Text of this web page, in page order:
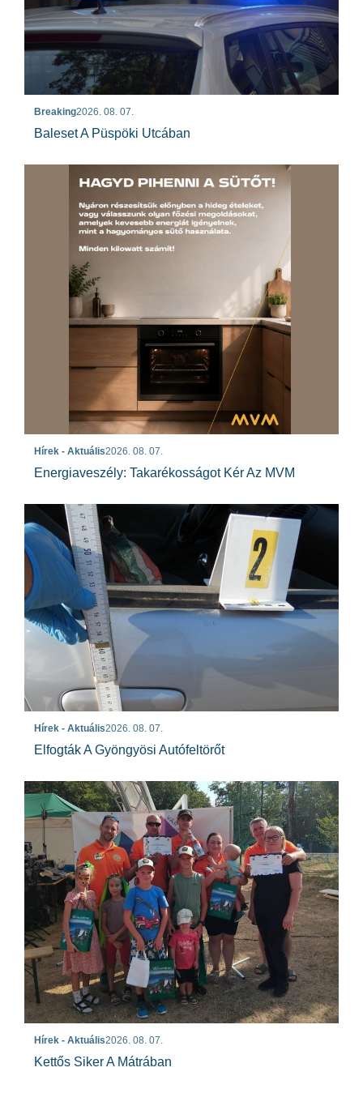
Breaking2026. 08. 07.
Baleset A Püspöki Utcában
Hírek - Aktuális2026. 08. 07.
Energiaveszély: Takarékosságot Kér Az MVM
Hírek - Aktuális2026. 08. 07.
Elfogták A Gyöngyösi Autófeltörőt
Hírek - Aktuális2026. 08. 07.
Kettős Siker A Mátrában